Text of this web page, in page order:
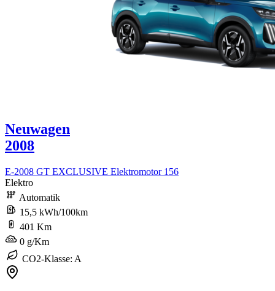
Neuwagen
2008
E-2008 GT EXCLUSIVE Elektromotor 156
Elektro
Automatik
15,5 kWh/100km
401 Km
0 g/Km
CO2-Klasse: A